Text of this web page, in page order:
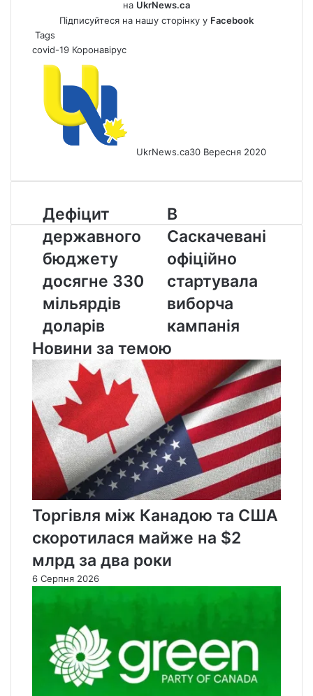
на UkrNews.ca
Підписуйтеся на нашу сторінку у Facebook
Tags
covid-19 Коронавірус
UkrNews.ca30 Вересня 2020
Дефіцит
державного
бюджету
досягне
330
мільярдів
доларів
Дефіцит
державного
бюджету
досягне 330
мільярдів
доларів
В
Саскачевані
офіційно
стартувала
виборча
кампанія
В
Саскачевані
офіційно
стартувала
виборча
кампанія
Новини за темою
Торгівля між Канадою та США
скоротилася майже на $2
млрд за два роки
6 Серпня 2026